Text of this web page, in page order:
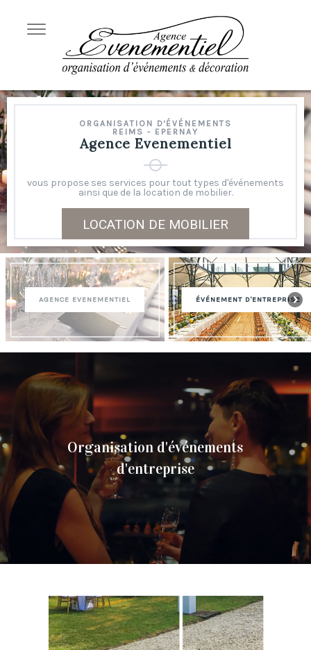
ORGANISATION D'ÉVÉNEMENTS
REIMS - EPERNAY
Agence Evenementiel
vous propose ses services pour tout types d'événements
ainsi que de la location de mobilier.
LOCATION DE MOBILIER
AGENCE EVENEMENTIEL ÉVÉNEMENT D'ENTREPRISE
Organisation d'événements
d'entreprise